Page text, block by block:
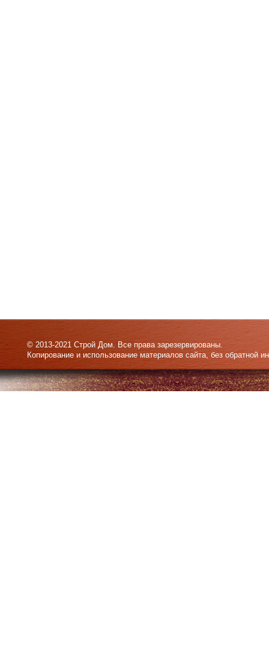
© 2013-2021 Строй Дом. Все права зарезервированы.
Копирование и использование материалов сайта, без обратной